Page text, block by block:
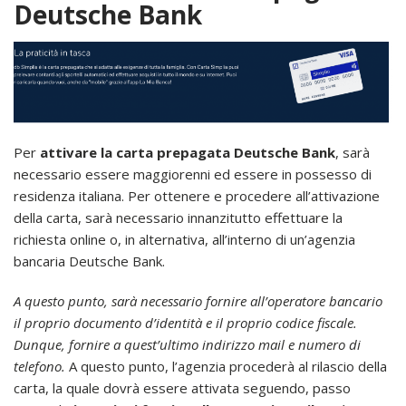
Deutsche Bank
Per attivare la carta prepagata Deutsche Bank, sarà
necessario essere maggiorenni ed essere in possesso di
residenza italiana. Per ottenere e procedere all’attivazione
della carta, sarà necessario innanzitutto effettuare la
richiesta online o, in alternativa, all’interno di un’agenzia
bancaria Deutsche Bank.
A questo punto, sarà necessario fornire all’operatore bancario
il proprio documento d’identità e il proprio codice fiscale.
Dunque, fornire a quest’ultimo indirizzo mail e numero di
telefono. A questo punto, l’agenzia procederà al rilascio della
carta, la quale dovrà essere attivata seguendo, passo